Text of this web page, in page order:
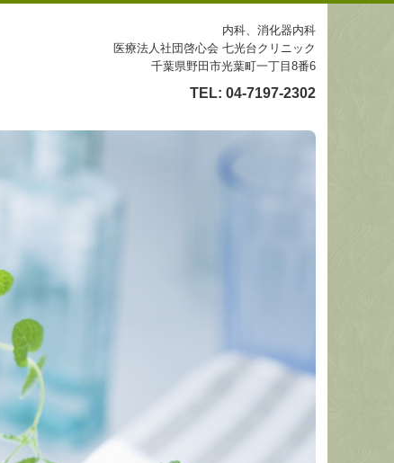
内科、消化器内科
医療法人社団啓心会 七光台クリニック
千葉県野田市光葉町一丁目8番6
TEL: 04-7197-2302